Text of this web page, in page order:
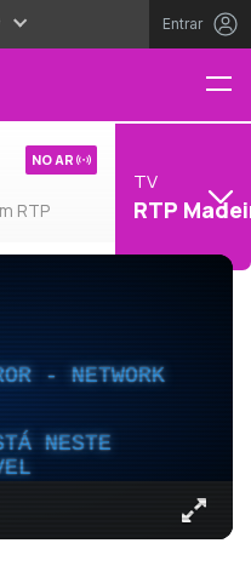
Entrar
RTP
NO AR
TV
RTP
- NETWORK
NESTE